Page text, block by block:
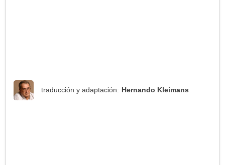
traducción y adaptación: Hernando Kleimans